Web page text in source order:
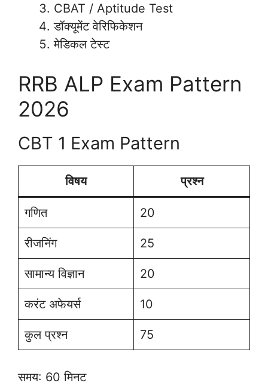
CBAT / Aptitude Test
डॉक्यूमेंट वेरिफिकेशन
मेडिकल टेस्ट
RRB ALP Exam Pattern
2026
CBT 1 Exam Pattern
विषय प्रश्न
गणित 20
रीजनिंग 25
सामान्य विज्ञान 20
करंट अफेयर्स 10
कुल प्रश्न 75
समय: 60 मिनट